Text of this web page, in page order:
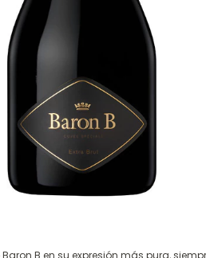
Baron B en su expresión más pura,